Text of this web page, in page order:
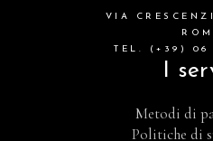
VIA
TEL. (+39) 06
I
Metodi di
Politiche di